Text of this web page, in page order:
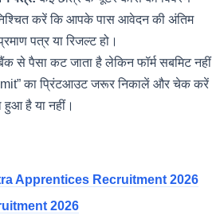
करें कि आपके पास आवेदन की अंतिम
पत्र या रिजल्ट हो।
से पैसा कट जाता है लेकिन फॉर्म सबमिट नहीं
का प्रिंटआउट जरूर निकालें और चेक करें
है या नहीं।
Apprentices Recruitment 2026
2026